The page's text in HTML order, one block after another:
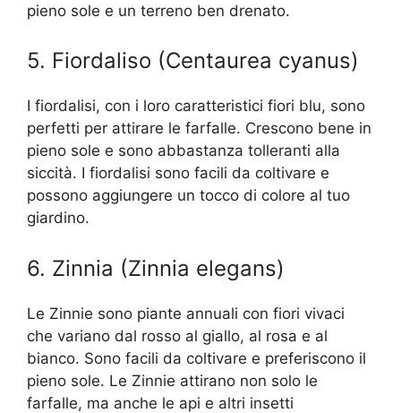
pieno sole e un terreno ben drenato.
5. Fiordaliso (Centaurea cyanus)
I fiordalisi, con i loro caratteristici fiori blu, sono
perfetti per attirare le farfalle. Crescono bene in
pieno sole e sono abbastanza tolleranti alla
siccità. I fiordalisi sono facili da coltivare e
possono aggiungere un tocco di colore al tuo
giardino.
6. Zinnia (Zinnia elegans)
Le Zinnie sono piante annuali con fiori vivaci
che variano dal rosso al giallo, al rosa e al
bianco. Sono facili da coltivare e preferiscono il
pieno sole. Le Zinnie attirano non solo le
farfalle, ma anche le api e altri insetti